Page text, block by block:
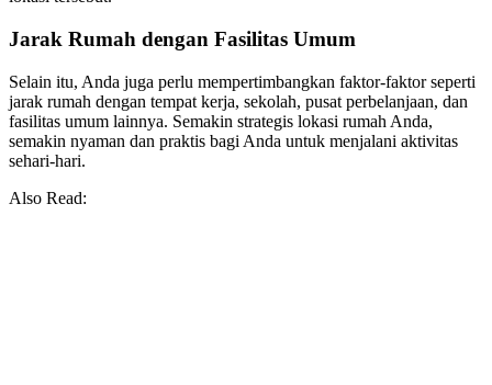
Jarak Rumah dengan Fasilitas Umum
Selain itu, Anda juga perlu mempertimbangkan faktor-faktor seperti
jarak rumah dengan tempat kerja, sekolah, pusat perbelanjaan, dan
fasilitas umum lainnya. Semakin strategis lokasi rumah Anda,
semakin nyaman dan praktis bagi Anda untuk menjalani aktivitas
sehari-hari.
Also Read: